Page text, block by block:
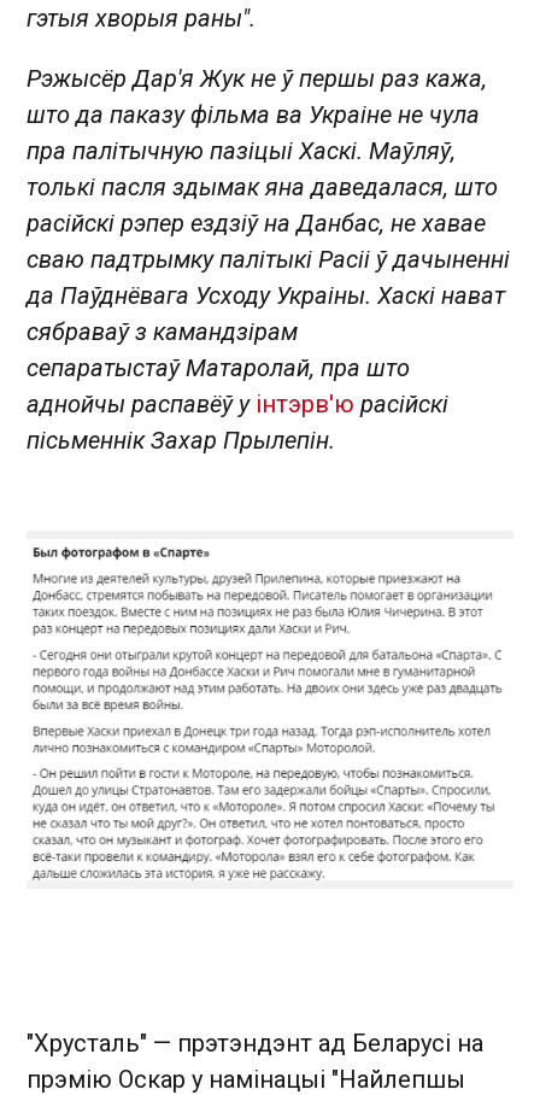
гэтыя хворыя раны".
Рэжысёр Дар'я Жук не ў першы раз кажа,
што да паказу фільма ва Украіне не чула
пра палітычную пазіцыі Хаскі. Маўляў,
толькі пасля здымак яна даведалася, што
расійскі рэпер ездзіў на Данбас, не хавае
сваю падтрымку палітыкі Расіі ў дачыненні
да Паўднёвага Усходу Украіны. Хаскі нават
сябраваў з камандзірам
сепаратыстаў Матаролай, пра што
аднойчы распавёў уінтэрв'ю расійскі
пісьменнік Захар Прылепін.
"Хрусталь" — прэтэндэнт ад Беларусі на
прэмію Оскар у намінацыі "Найлепшы